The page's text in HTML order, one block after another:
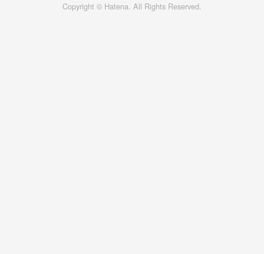
Copyright © Hatena. All Rights Reserved.